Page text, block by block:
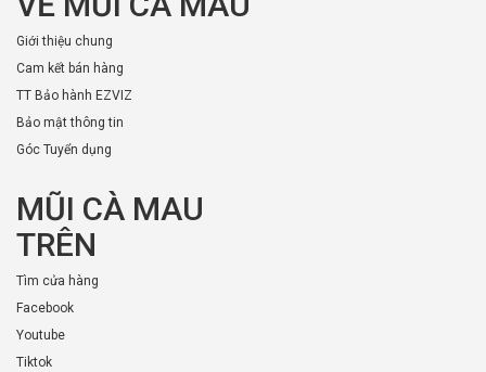
Giới thiệu chung
Cam kết bán hàng
TT Bảo hành EZVIZ
Bảo mật thông tin
Góc Tuyển dụng
MŨI CÀ MAU
TRÊN
Tìm cửa hàng
Facebook
Youtube
Tiktok